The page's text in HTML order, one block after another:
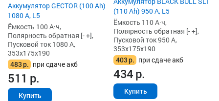
Аккумулятор GECTOR (100 Ah)
1080 А, L5
Ёмкость 100 А·ч,
Полярность обратная [- +],
Пусковой ток 1080 А,
353x175x190
483р. при сдаче акб
511 р.
Купить
(110 Ah) 950 А, L5
Ёмкость 110 А·ч,
Полярность обратная [- +],
Пусковой ток 950 А,
353x175x190
403р. при сдаче акб
434р.
Купить